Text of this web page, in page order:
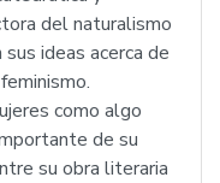
del naturalismo
sus ideas acerca de
como algo
de su
su obra literaria